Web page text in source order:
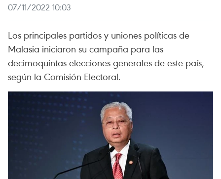
07/11/2022 10:03
Los principales partidos y uniones políticas de
Malasia iniciaron su campaña para las
decimoquintas elecciones generales de este país,
según la Comisión Electoral.